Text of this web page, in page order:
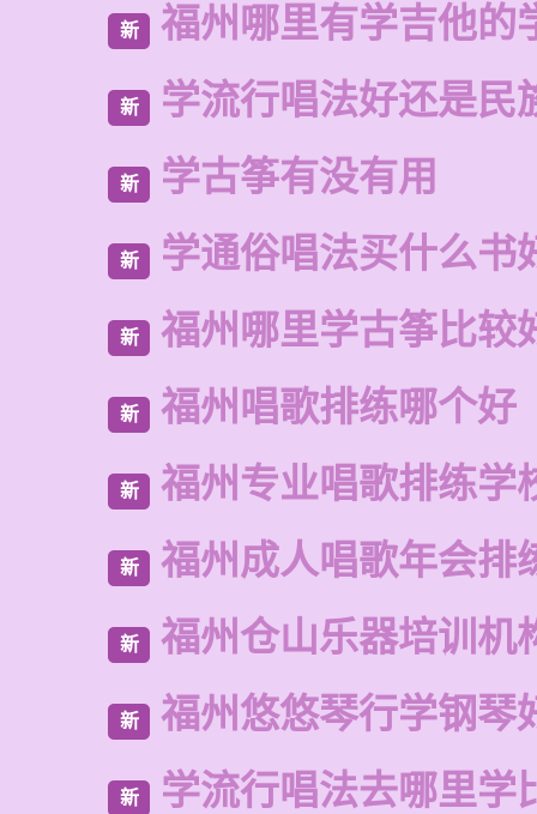
新 福州哪里有学吉他的
新 学流行唱法好还是民
新 学古筝有没有用
新 学通俗唱法买什么书
新 福州哪里学古筝比较
新 福州唱歌排练哪个好
新 福州专业唱歌排练学
新 福州成人唱歌年会排
新 福州仓山乐器培训机
新 福州悠悠琴行学钢琴
新 学流行唱法去哪里学